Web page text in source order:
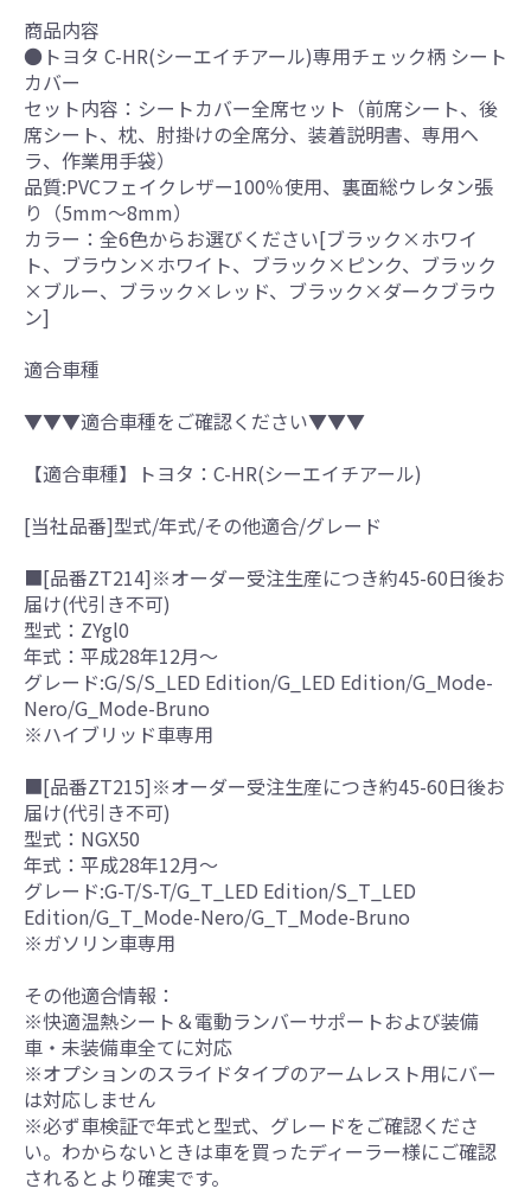
商品内容
●トヨタ C-HR(シーエイチアール)専用チェック柄 シート
カバー
セット内容：シートカバー全席セット（前席シート、後
席シート、枕、肘掛けの全席分、装着説明書、専用ヘ
ラ、作業用手袋）
品質:PVCフェイクレザー100％使用、裏面総ウレタン張
り（5mm～8mm）
カラー：全6色からお選びください[ブラック×ホワイ
ト、ブラウン×ホワイト、ブラック×ピンク、ブラック
×ブルー、ブラック×レッド、ブラック×ダークブラウ
ン]
適合車種
▼▼▼適合車種をご確認ください▼▼▼
【適合車種】トヨタ：C-HR(シーエイチアール)
[当社品番]型式/年式/その他適合/グレード
■[品番ZT214]※オーダー受注生産につき約45-60日後お
届け(代引き不可)
型式：ZYgl0
年式：平成28年12月～
グレード:G/S/S_LED Edition/G_LED Edition/G_Mode-
Nero/G_Mode-Bruno
※ハイブリッド車専用
■[品番ZT215]※オーダー受注生産につき約45-60日後お
届け(代引き不可)
型式：NGX50
年式：平成28年12月～
グレード:G-T/S-T/G_T_LED Edition/S_T_LED
Edition/G_T_Mode-Nero/G_T_Mode-Bruno
※ガソリン車専用
その他適合情報：
※快適温熱シート＆電動ランバーサポートおよび装備
車・未装備車全てに対応
※オプションのスライドタイプのアームレスト用にバー
は対応しません
※必ず車検証で年式と型式、グレードをご確認くださ
い。わからないときは車を買ったディーラー様にご確認
されるとより確実です。